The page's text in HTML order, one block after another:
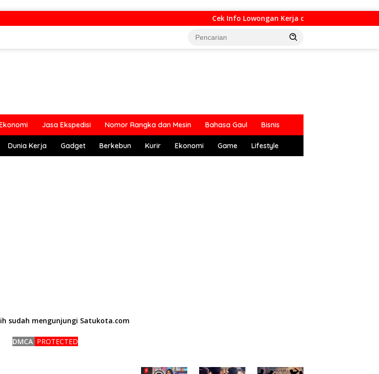
Cek Info Lowongan Kerja di Bandung Raya
Jasa Ekspedisi Nomor Rangka dan Mesin Bahasa Gaul Bisnis
Dunia Kerja Gadget Berkebun Kurir Ekonomi Game Lifestyle
sudah mengunjungi Satukota.com
DMCA PROTECTED